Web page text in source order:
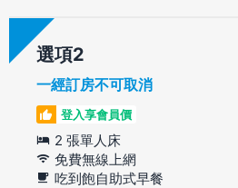
選項
一經訂房不可取消
登入享會員價
2 張單人床
免費無線上網
吃到飽自助式早餐